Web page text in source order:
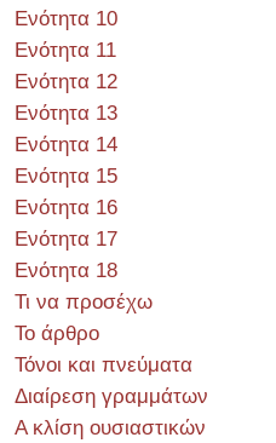
Ενότητα 10
Ενότητα 11
Ενότητα 12
Ενότητα 13
Ενότητα 14
Ενότητα 15
Ενότητα 16
Ενότητα 17
Ενότητα 18
Τι να προσέχω
Το άρθρο
Τόνοι και πνεύματα
Διαίρεση γραμμάτων
Α κλίση ουσιαστικών